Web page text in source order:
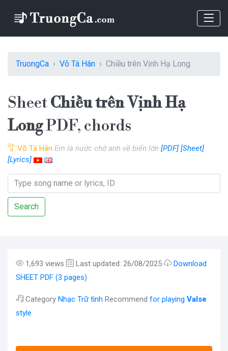
TruongCa Võ Tá Hân Chiều trên Vịnh Hạ Long
SheetChiều trên Vịnh Hạ
LongPDF, chords
Võ Tá Hân Em là nước chờ anh về biển lớn [PDF] [Sheet]
[Lyrics]
Search
1,693 views Last updated: 26/08/2025
Download
SHEET PDF (3 pages)
Category Nhạc Trữ tình Recommend for playing Valse
style